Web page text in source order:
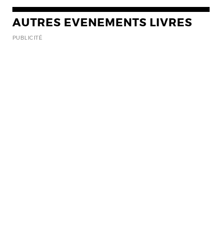
AUTRES EVENEMENTS LIVRES
PUBLICITÉ